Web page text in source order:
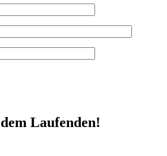
Laufenden!